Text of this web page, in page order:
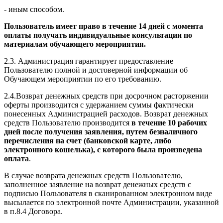
- иным способом.
Пользователь имеет право в течение 14 дней с момента
оплаты получать индивидуальные консультации по
материалам обучающего мероприятия.
2.3. Администрация гарантирует предоставление
Пользователю полной и достоверной информации об
Обучающем мероприятии по его требованию.
2.4.Возврат денежных средств при досрочном расторжении
оферты производится с удержанием суммы фактически
понесенных Администрацией расходов. Возврат денежных
средств Пользователю производится в течение 10 рабочих
дней после получения заявления, путем безналичного
перечисления на счет (банковской карте, либо
электронного кошелька), с которого была произведена
оплата.
В случае возврата денежных средств Пользователю,
заполненное заявление на возврат денежных средств с
подписью Пользователя в сканированном электронном виде
высылается по электронной почте Администрации, указанной
в п.8.4 Договора.